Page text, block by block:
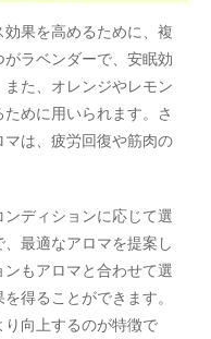
果を高めるために、複
ラベンダーで、安眠効
た、オレンジやレモン
めに用いられます。さ
は、疲労回復や筋肉の
ディションに応じて選
最適なアロマを提案し
もアロマと合わせて選
得ることができます。
向上するのが特徴で